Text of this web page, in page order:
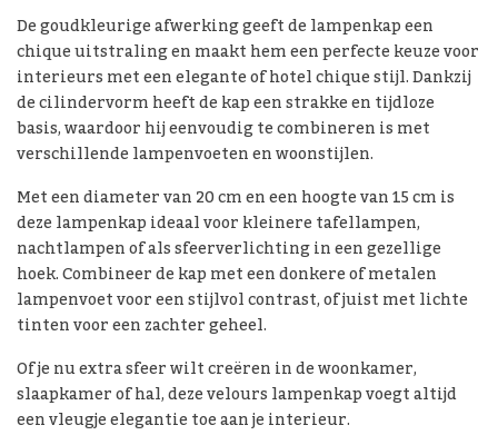
De goudkleurige afwerking geeft de lampenkap een
chique uitstraling en maakt hem een perfecte keuze voor
interieurs met een elegante of hotel chique stijl. Dankzij
de cilindervorm heeft de kap een strakke en tijdloze
basis, waardoor hij eenvoudig te combineren is met
verschillende lampenvoeten en woonstijlen.
Met een diameter van 20 cm en een hoogte van 15 cm is
deze lampenkap ideaal voor kleinere tafellampen,
nachtlampen of als sfeerverlichting in een gezellige
hoek. Combineer de kap met een donkere of metalen
lampenvoet voor een stijlvol contrast, of juist met lichte
tinten voor een zachter geheel.
Of je nu extra sfeer wilt creëren in de woonkamer,
slaapkamer of hal, deze velours lampenkap voegt altijd
een vleugje elegantie toe aan je interieur.